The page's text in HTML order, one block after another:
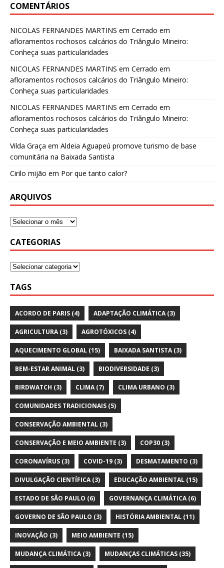
COMENTÁRIOS
NICOLAS FERNANDES MARTINS em Cerrado em
afloramentos rochosos calcários do Triângulo Mineiro:
Conheça suas particularidades
NICOLAS FERNANDES MARTINS em Cerrado em
afloramentos rochosos calcários do Triângulo Mineiro:
Conheça suas particularidades
NICOLAS FERNANDES MARTINS em Cerrado em
afloramentos rochosos calcários do Triângulo Mineiro:
Conheça suas particularidades
Vilda Graça em Aldeia Aguapeú promove turismo de base
comunitária na Baixada Santista
Cirilo mijão em Por que tanto calor?
ARQUIVOS
CATEGORIAS
TAGS
ACORDO DE PARIS (4) ADAPTAÇÃO CLIMÁTICA(3)
AGRICULTURA(3) AGROTÓXICOS (4)
AQUECIMENTO GLOBAL (15) BAIXADA SANTISTA(3)
BEM-ESTAR ANIMAL (3) BIODIVERSIDADE (3)
BIRDWATCH (3) CLIMA(7) CLIMA URBANO (3)
COMUNIDADES TRADICIONAIS (5)
CONSERVAÇÃO AMBIENTAL (3)
CONSERVAÇÃO E MEIO AMBIENTE (3) COP30 (3)
CORONAVÍRUS (3) COVID-19 (3) DESMATAMENTO (3)
DIVULGAÇÃO CIENTÍFICA(3) EDUCAÇÃO AMBIENTAL (15)
ESTADO DE SÃO PAULO (6) GOVERNANÇA CLIMÁTICA(6)
GOVERNO DE SÃO PAULO (3) HISTÓRIA AMBIENTAL (11)
INOVAÇÃO (3) MEIO AMBIENTE (15)
MUDANÇA CLIMÁTICA(3) MUDANÇAS CLIMÁTICAS (35)